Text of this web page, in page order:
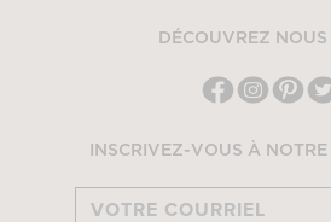
DÉCOUVREZ NOUS
INSCRIVEZ-VOUS À